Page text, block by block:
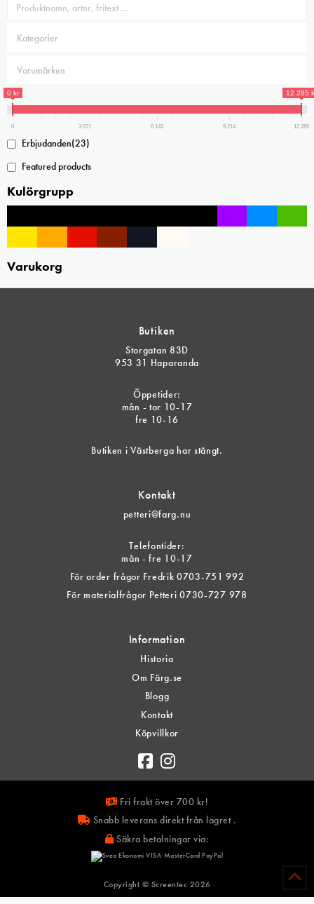
0 kr 12 285
0 3 071 6 143 9 214 12 285
Erbjudanden(23)
Featured products
Kulörgrupp
Varukorg
Butiken
Storgatan 83D
953 31 Haparanda
Öppetider:
mån - tor 10-17
fre 10-16
Butiken i Västberga har stängt.
Kontakt
petteri@farg.nu
Telefontider:
mån - fre 10-17
För order frågor Fredrik 0703-751 992
För materialfrågor Petteri 0730-727 978
Information
Historia
Om Färg.se
Blogg
Kontakt
Köpvillkor
Fri frakt över 700 kr!
Snabb leverans direkt från lagret .
Säkra betalningar via:
Copyright © Screentec 2026